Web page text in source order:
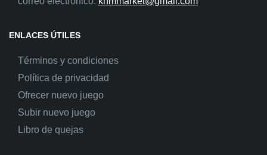
ENLACES ÚTILES
Términos y condiciones
Política de privacidad
Ofrecer nuevo juego
Subir nuevo juego
Libro de quejas